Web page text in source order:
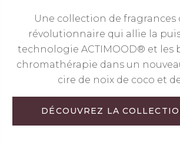
Une collection de
révolutionnaire qui allie la
technologie ACTIMOOD® et les
chromathérapie dans un
cire de noix de coco et
DÉCOUVREZ LA